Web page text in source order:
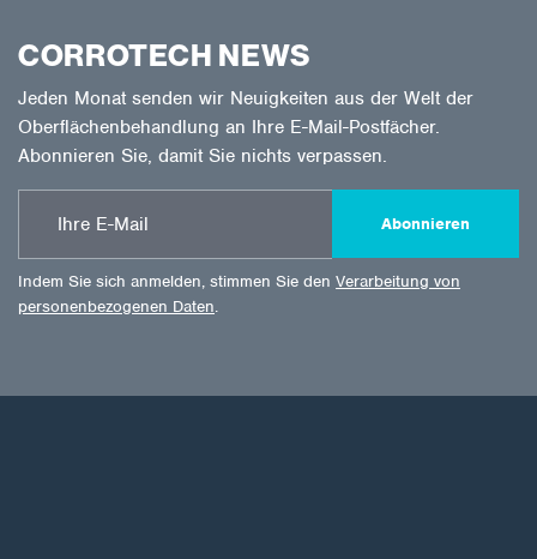
CORROTECH NEWS
Jeden Monat senden wir Neuigkeiten aus der Welt der
Oberflächenbehandlung an Ihre E-Mail-Postfächer.
Abonnieren Sie, damit Sie nichts verpassen.
Abonnieren
Indem Sie sich anmelden, stimmen Sie den Verarbeitung von
personenbezogenen Daten.